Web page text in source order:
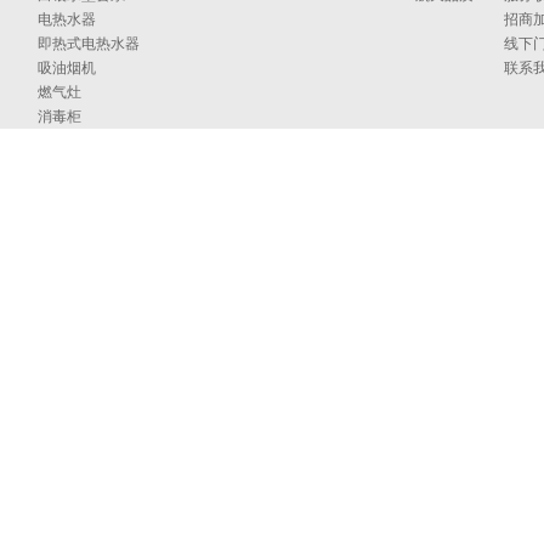
电热水器
即热式电热水器
吸油烟机
燃气灶
消毒柜
招商
线下
联系